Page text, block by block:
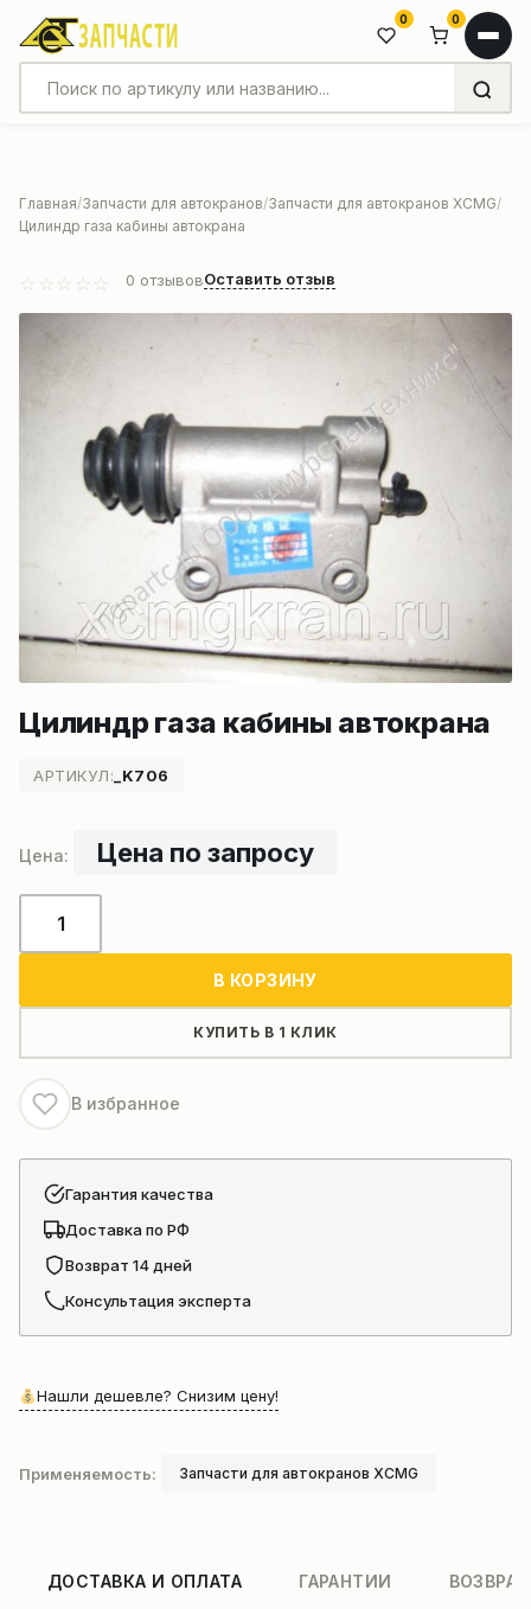
0 0
Главная Запчасти для автокранов Запчасти для автокранов XCMG
Цилиндр газа кабины автокрана
0 отзывовОставить отзыв
Цилиндр газа кабины автокрана
АРТИКУЛ: _K706
Цена по запросу
товара
автокрана
В КОРЗИНУ
КУПИТЬ В 1 КЛИК
В избранное
Гарантия качества
Доставка по РФ
Возврат 14 дней
Консультация эксперта
Нашли дешевле? Снизим цену!
Применяемость: Запчасти для автокранов XCMG
ДОСТАВКА И ОПЛАТА ГАРАНТИИ